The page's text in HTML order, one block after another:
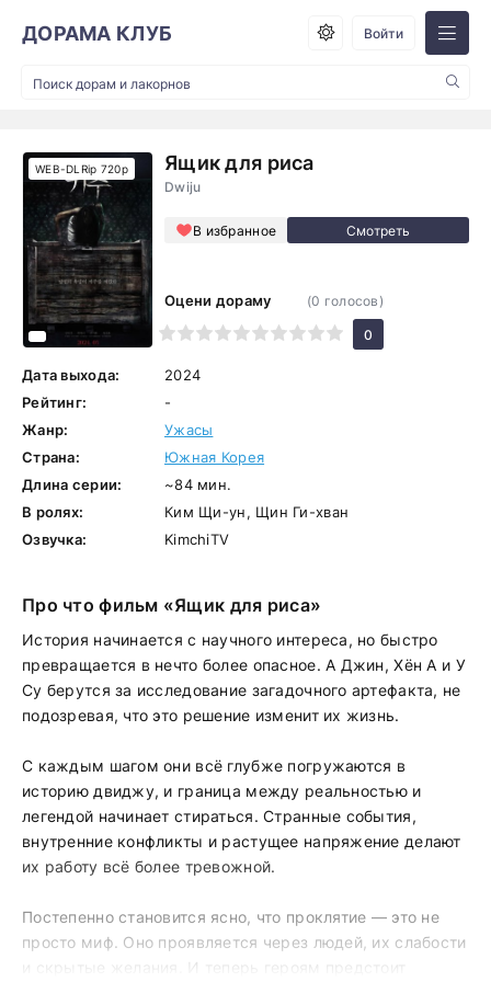
ДОРАМА КЛУБ Войти
Ящик для риса
Dwiju
В избранное
WEB-DLRip 720p
Оцени дораму
1
2 3 4 7 8 9 10
(0 голосов)
0
Дата выхода:
2024
Рейтинг:
-
Жанр:
Ужасы
Страна:
Южная Корея
Длина серии:
~84 мин.
В ролях:
Ким Щи-ун, Щин Ги-хван
Озвучка:
KimchiTV
Про что фильм «Ящик для риса»
История начинается с научного интереса, но быстро
превращается в нечто более опасное. А Джин, Хён А и У
Су берутся за исследование загадочного артефакта, не
подозревая, что это решение изменит их жизнь.
С каждым шагом они всё глубже погружаются в
историю двиджу, и граница между реальностью и
легендой начинает стираться. Странные события,
внутренние конфликты и растущее напряжение делают
их работу всё более тревожной.
Постепенно становится ясно, что проклятие — это не
просто миф. Оно проявляется через людей, их слабости
и скрытые желания. И теперь героям предстоит